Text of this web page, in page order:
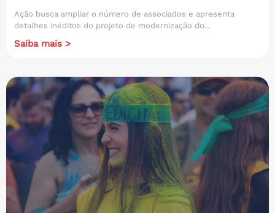
Ação busca ampliar o número de associados e apresenta
detalhes inéditos do projeto de modernização do...
Saiba mais >